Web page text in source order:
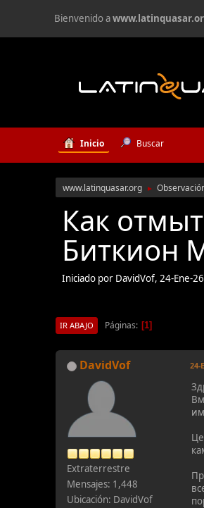
Bienvenido a
Inicio Buscar
www.latinquasar.org ►
Как
Биткион
Iniciado por DavidVof, 24-Ene-
IR ABAJO Páginas 1
DavidVof
Extraterrestre
Mensajes: 1,448
Ubicación: DavidVof
24-